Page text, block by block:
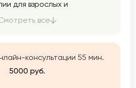
для взрослых и
все
консультации 55 мин.
5000 руб.